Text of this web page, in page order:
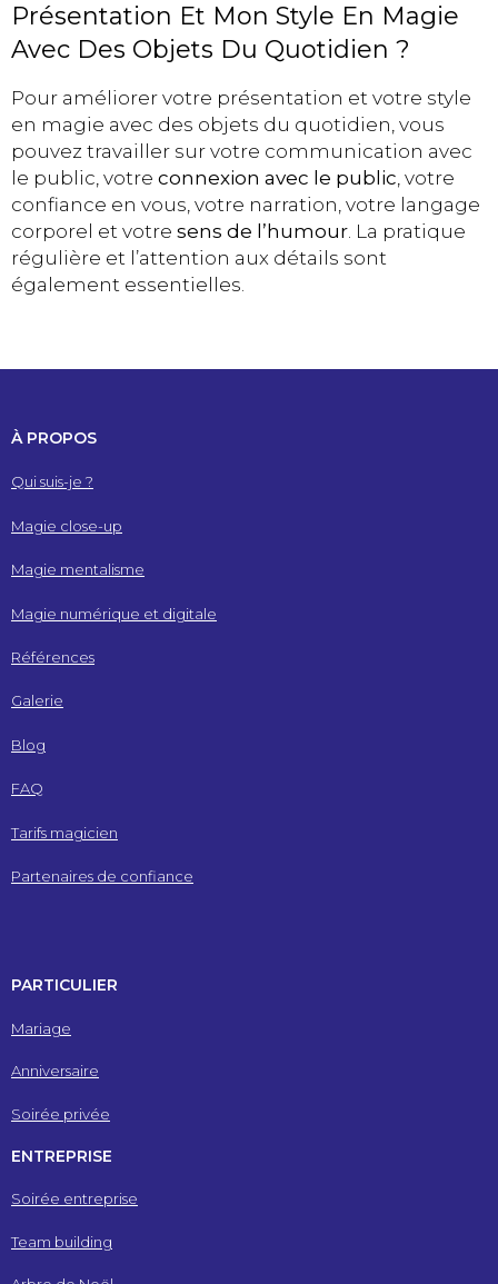
Présentation Et Mon Style En Magie
Avec Des Objets Du Quotidien ?
Pour améliorer votre présentation et votre style
en magie avec des objets du quotidien, vous
pouvez travailler sur votre communication avec
le public, votre connexion avec le public , votre
confiance en vous, votre narration, votre langage
corporel et votre sens de l’humour . La pratique
régulière et l’attention aux détails sont
également essentielles.
À PROPOS
Qui suis-je ?
Magie close-up
Magie mentalisme
Magie numérique et digitale
Références
Galerie
Blog
FAQ
Tarifs magicien
Partenaires de confiance
PARTICULIER
Mariage
Anniversaire
Soirée privée
ENTREPRISE
Soirée entreprise
Team building